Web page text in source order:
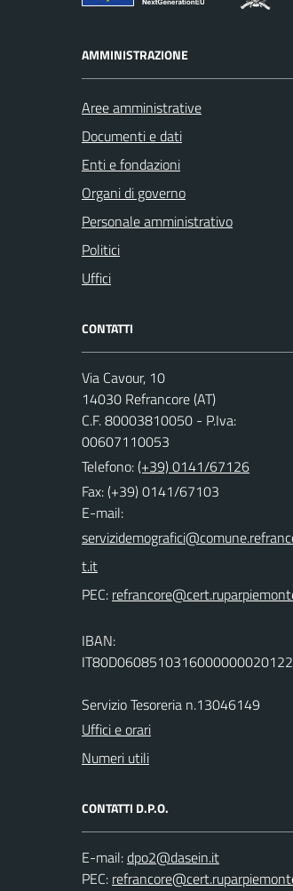
AMMINISTRAZIONE
Aree amministrative
Documenti e dati
Enti e fondazioni
Organi di governo
Personale amministrativo
Politici
Uffici
CONTATTI
Via Cavour, 10
14030 Refrancore (AT)
C.F. 80003810050 - P.Iva:
00607110053
Telefono:(+39) 0141/67126
Fax: (+39) 0141/67103
E-mail:
PEC:
IBAN:
IT80D0608510316000000020122
Servizio Tesoreria n.13046149
Uffici e orari
Numeri utili
CONTATTI D.P.O.
E-mail:
PEC: